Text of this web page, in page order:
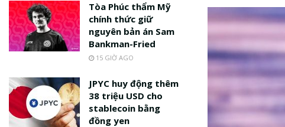
Tòa Phúc thẩm Mỹ
chính thức giữ
nguyên bản án Sam
Bankman-Fried
15 GIỜ AGO
JPYC huy động thêm
38 triệu USD cho
stablecoin bằng
đồng yen